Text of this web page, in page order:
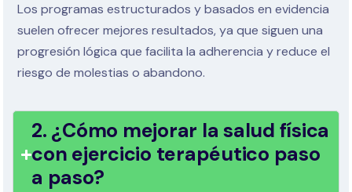
Los programas estructurados y basados en evidencia
suelen ofrecer mejores resultados, ya que siguen una
progresión lógica que facilita la adherencia y reduce el
riesgo de molestias o abandono.
2. ¿Cómo mejorar la salud física
con ejercicio terapéutico paso
a paso?